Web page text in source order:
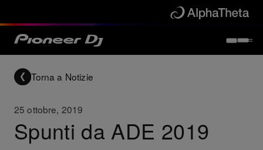
Torna a Notizie
25 ottobre, 2019
Spunti da ADE 2019